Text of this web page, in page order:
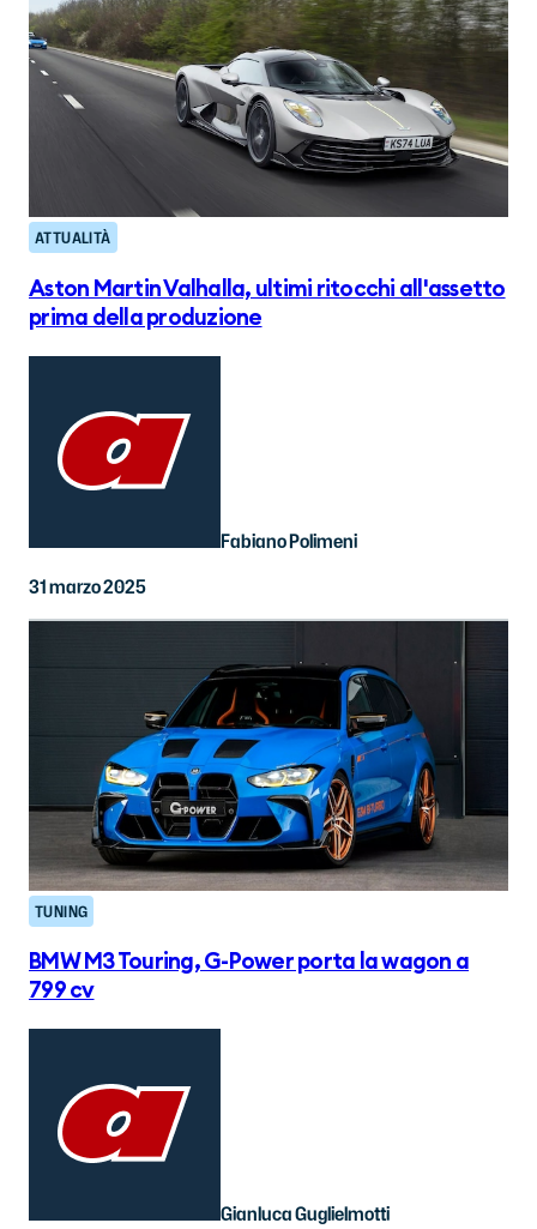
ATTUALITÀ
Aston Martin Valhalla, ultimi ritocchi all'assetto
prima della produzione
Fabiano Polimeni
31 marzo 2025
TUNING
BMW M3 Touring, G-Power porta la wagon a
799 cv
Gianluca Guglielmotti